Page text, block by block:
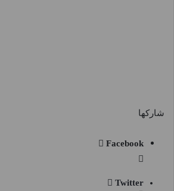
شاركها
Facebook
Twitter